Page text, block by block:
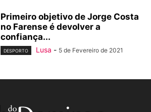
Primeiro objetivo de Jorge Costa
no Farense é devolver a
confiança...
DESPORTO Lusa - 5 de Fevereiro de 2021